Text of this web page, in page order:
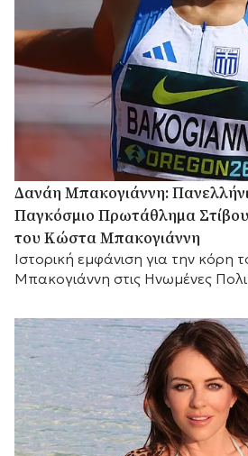
Δανάη Μπακογιάννη:
Παγκόσμιο Πρωτάθλημα
του Κώστα Μπακογιάννη
Ιστορική εμφάνιση για την κόρη
Μπακογιάννη στις Ηνωμένες